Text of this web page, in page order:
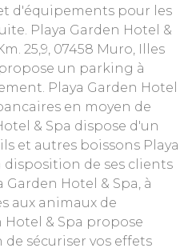
d'équipements pour les
Playa Garden Hotel &
25,9, 07458 Muro, Illes
un parking à
Playa Garden Hotel
en moyen de
& Spa dispose d'un
et autres boissons Playa
disposition de ses clients
Hotel & Spa, à
aux animaux de
& Spa propose
de sécuriser vos effets